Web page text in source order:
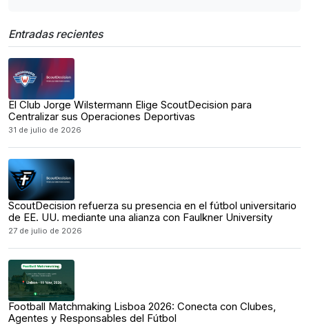
Entradas recientes
El Club Jorge Wilstermann Elige ScoutDecision para
Centralizar sus Operaciones Deportivas
31 de julio de 2026
ScoutDecision refuerza su presencia en el fútbol universitario
de EE. UU. mediante una alianza con Faulkner University
27 de julio de 2026
Football Matchmaking Lisboa 2026: Conecta con Clubes,
Agentes y Responsables del Fútbol